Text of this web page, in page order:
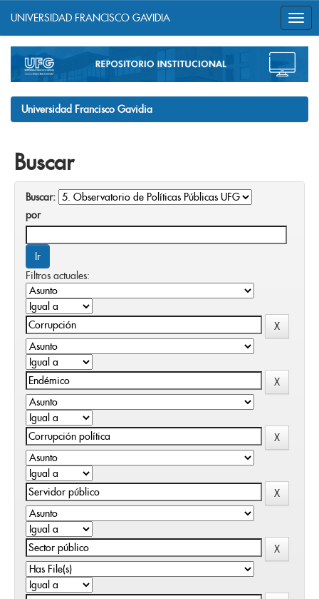
navigation
UNIVERSIDAD FRANCISCO GAVIDIA
Universidad Francisco Gavidia
Buscar
Buscar:
por
Filtros actuales: